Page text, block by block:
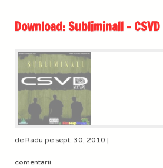
Download: Subliminall – CSVD
de Radu pe sept. 30, 2010 |
comentarii